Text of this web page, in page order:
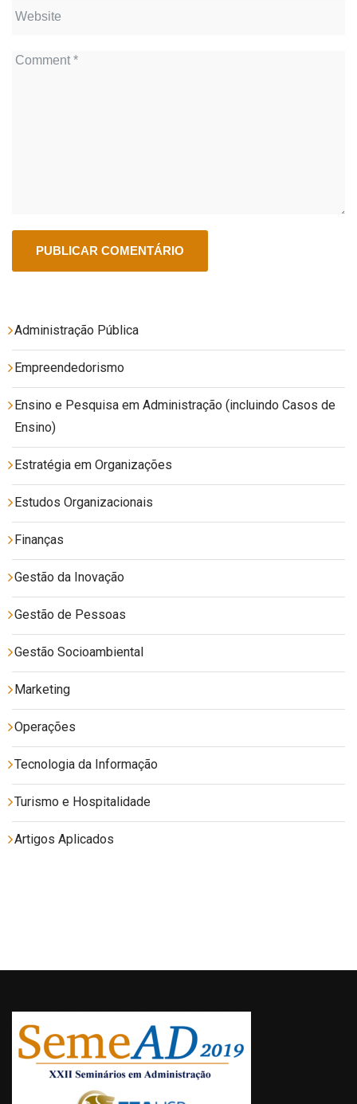
Administração Pública
Empreendedorismo
Ensino e Pesquisa em Administração (incluindo Casos de
Ensino)
Estratégia em Organizações
Estudos Organizacionais
Finanças
Gestão da Inovação
Gestão de Pessoas
Gestão Socioambiental
Marketing
Operações
Tecnologia da Informação
Turismo e Hospitalidade
Artigos Aplicados